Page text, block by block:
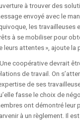
à trouver des
envoyé avec le
les travailleuses
à se mobiliser pour
leurs attentes », ajoute la
coopérative devrait
de travail. On
de ses
fasse le choix de
ont démontré leur
à un règlement. Il